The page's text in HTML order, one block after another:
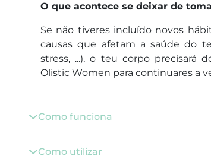
O que acontece se deixar de
Se não tiveres incluído novos
causas que afetam a saúde do
stress, ...), o teu corpo precisará
Olistic Women para continuares a
Como funciona
Como utilizar